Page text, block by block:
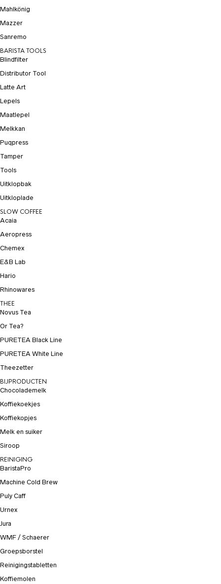
Mahlkönig
Mazzer
Sanremo
BARISTA TOOLS
Blindfilter
Distributor Tool
Latte Art
Lepels
Maatlepel
Melkkan
Puqpress
Tamper
Tools
Uitklopbak
Uitkloplade
SLOW COFFEE
Acaia
Aeropress
Chemex
E&B Lab
Hario
Rhinowares
THEE
Novus Tea
Or Tea?
PURETEA Black Line
PURETEA White Line
Theezetter
BIJPRODUCTEN
Chocolademelk
Koffiekoekjes
Koffiekopjes
Melk en suiker
Siroop
REINIGING
BaristaPro
Machine Cold Brew
Puly Caff
Urnex
Jura
WMF / Schaerer
Groepsborstel
Reinigingstabletten
Koffiemolen